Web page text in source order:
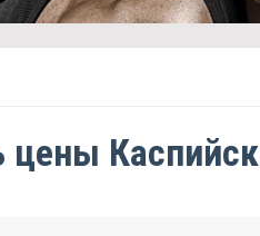
цены Каспийск